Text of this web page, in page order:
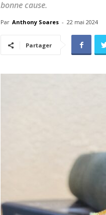
bonne cause.
Par Anthony Soares - 22 mai 2024
Partager